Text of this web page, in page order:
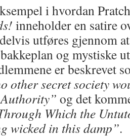
i hvordan
inneholder en satire
utføres gjennom
og mystiske
er beskrevet
other secret society
og det
Which the
wicked in this damp”.